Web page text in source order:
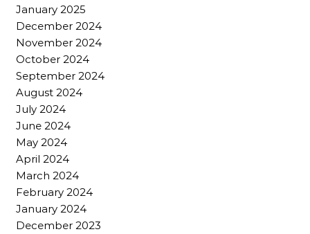
January 2025
December 2024
November 2024
October 2024
September 2024
August 2024
July 2024
June 2024
May 2024
April 2024
March 2024
February 2024
January 2024
December 2023